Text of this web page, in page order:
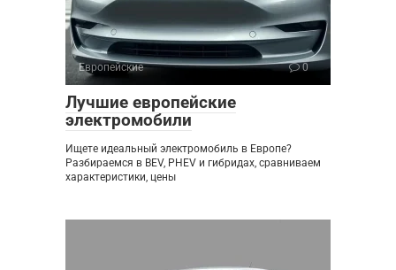
Европейские 0
Лучшие европейские
электромобили
Ищете идеальный электромобиль в Европе?
Разбираемся в BEV, PHEV и гибридах, сравниваем
характеристики, цены